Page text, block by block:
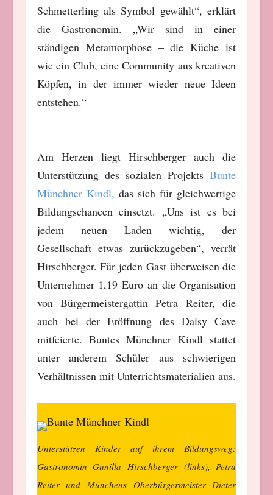
Schmetterling als Symbol gewählt“, erklärt
die Gastronomin. „Wir sind in einer
ständigen Metamorphose – die Küche ist
wie ein Club, eine Community aus kreativen
Köpfen, in der immer wieder neue Ideen
entstehen.“
Am Herzen liegt Hirschberger auch die
Unterstützung des sozialen ProjektsBunte
Münchner Kindl, das sich für gleichwertige
Bildungschancen einsetzt. „Uns ist es bei
jedem neuen Laden wichtig, der
Gesellschaft etwas zurückzugeben“, verrät
Hirschberger. Für jeden Gast überweisen die
Unternehmer 1,19 Euro an die Organisation
von Bürgermeistergattin Petra Reiter, die
auch bei der Eröffnung des Daisy Cave
mitfeierte. Buntes Münchner Kindl stattet
unter anderem Schüler aus schwierigen
Verhältnissen mit Unterrichtsmaterialien aus.
Unterstützen Kinder auf ihrem Bildungsweg:
Gastronomin Gunilla Hirschberger (links), Petra
Reiter und Münchens Oberbürgermeister Dieter